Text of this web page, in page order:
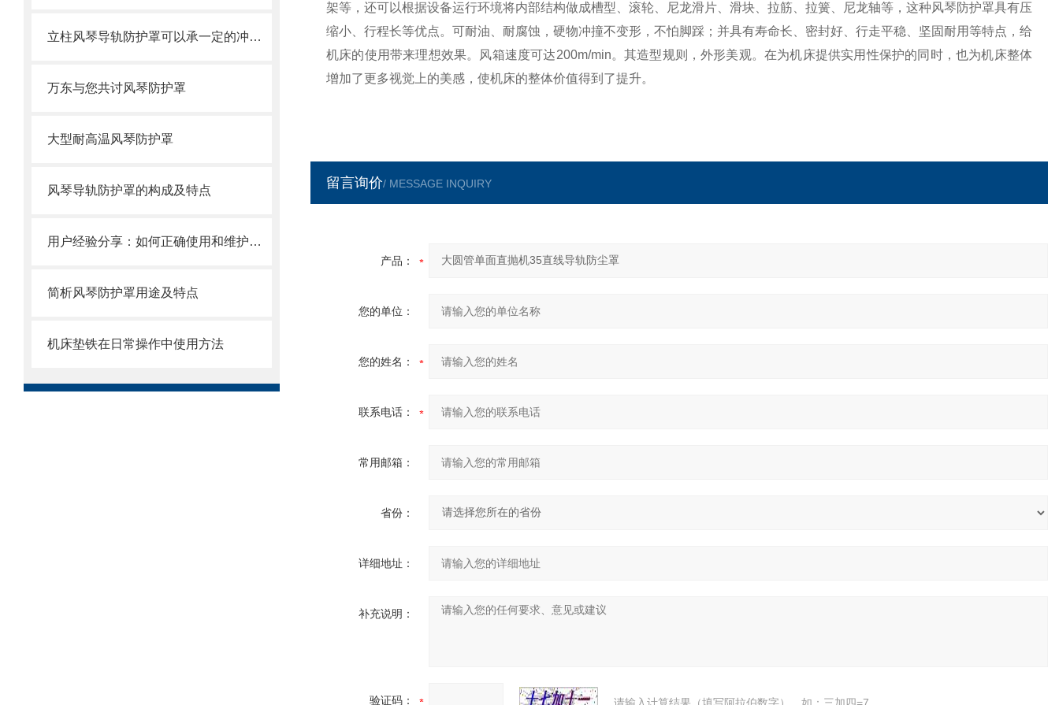
立柱风琴导轨防护罩可以承一定的冲击力
万东与您共讨风琴防护罩
大型耐高温风琴防护罩
风琴导轨防护罩的构成及特点
用户经验分享：如何正确使用和维护雕刻机风琴防护罩
简析风琴防护罩用途及特点
机床垫铁在日常操作中使用方法
架等，还可以根据设备运行环境将内部结构做成槽型、滚轮、尼龙滑片、滑块、拉筋、拉簧、尼龙轴等，这种风琴防护罩具有压
缩小、行程长等优点。可耐油、耐腐蚀，硬物冲撞不变形，不怕脚踩；并具有寿命长、密封好、行走平稳、坚固耐用等特点，给
机床的使用带来理想效果。风箱速度可达200m/min。其造型规则，外形美观。在为机床提供实用性保护的同时，也为机床整体
增加了更多视觉上的美感，使机床的整体价值得到了提升。
留言询价/ MESSAGE INQUIRY
产品：
您的单位：
您的姓名：
联系电话：
常用邮箱：
省份：
详细地址：
补充说明：
验证码：